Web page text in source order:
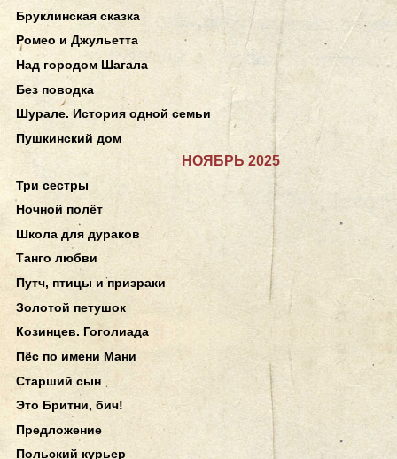
Бруклинская сказка
Ромео и Джульетта
Над городом Шагала
Без поводка
Шурале. История одной семьи
Пушкинский дом
НОЯБРЬ 2025
Три сестры
Ночной полёт
Школа для дураков
Танго любви
Путч, птицы и призраки
Золотой петушок
Козинцев. Гоголиада
Пёс по имени Мани
Старший сын
Это Бритни, бич!
Предложение
Польский курьер